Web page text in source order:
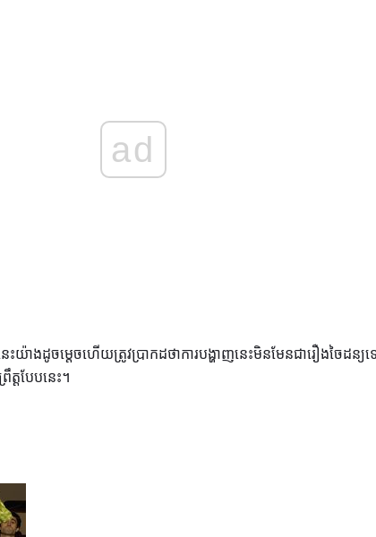
ad
េះយ៉ាងដូចម្តេចហើយត្រូវប្រាកដថាការបង្ហាញនេះមិនមែនជារឿងចៃដ
ត្តបែបនេះ។